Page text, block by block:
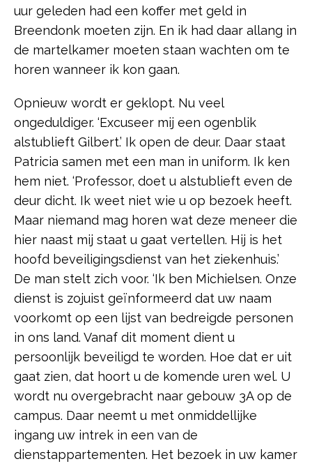
uur geleden had een koffer met geld in
Breendonk moeten zijn. En ik had daar allang in
de martelkamer moeten staan wachten om te
horen wanneer ik kon gaan.
Opnieuw wordt er geklopt. Nu veel
ongeduldiger. ‘Excuseer mij een ogenblik
alstublieft Gilbert.’ Ik open de deur. Daar staat
Patricia samen met een man in uniform. Ik ken
hem niet. ‘Professor, doet u alstublieft even de
deur dicht. Ik weet niet wie u op bezoek heeft.
Maar niemand mag horen wat deze meneer die
hier naast mij staat u gaat vertellen. Hij is het
hoofd beveiligingsdienst van het ziekenhuis.’
De man stelt zich voor. ‘Ik ben Michielsen. Onze
dienst is zojuist geïnformeerd dat uw naam
voorkomt op een lijst van bedreigde personen
in ons land. Vanaf dit moment dient u
persoonlijk beveiligd te worden. Hoe dat er uit
gaat zien, dat hoort u de komende uren wel. U
wordt nu overgebracht naar gebouw 3A op de
campus. Daar neemt u met onmiddellijke
ingang uw intrek in een van de
dienstappartementen. Het bezoek in uw kamer